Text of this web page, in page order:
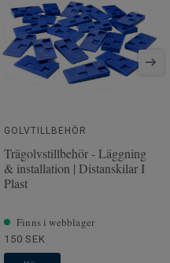
510041022
4 sidor
32 Normalt
138
19.3
Woodgrain
GOLVTILLBEHÖR
Trägolvstillbehör - Läggning
& installation | Distanskilar I
Plast
Finns i webblager
150 SEK